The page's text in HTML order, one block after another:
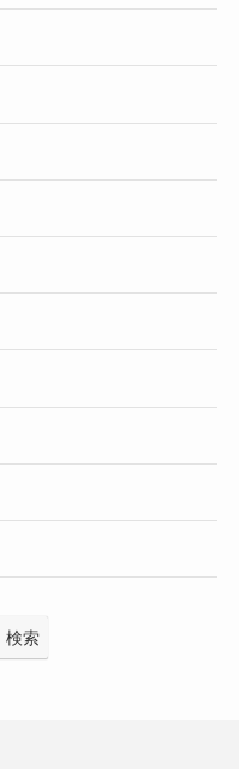
検索